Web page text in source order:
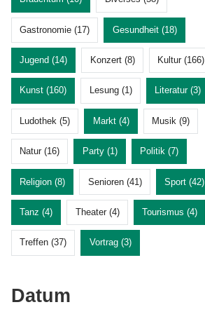
Gastronomie (17) Gesundheit (18)
Jugend (14) Konzert (8) Kultur (166)
Kunst (160) Lesung (1) Literatur (3)
Ludothek (5) Markt (4) Musik (9)
Natur (16) Party (1) Politik (7)
Religion (8) Senioren (41) Sport (42)
Tanz (4) Theater (4) Tourismus (4)
Treffen (37) Vortrag (3)
Datum